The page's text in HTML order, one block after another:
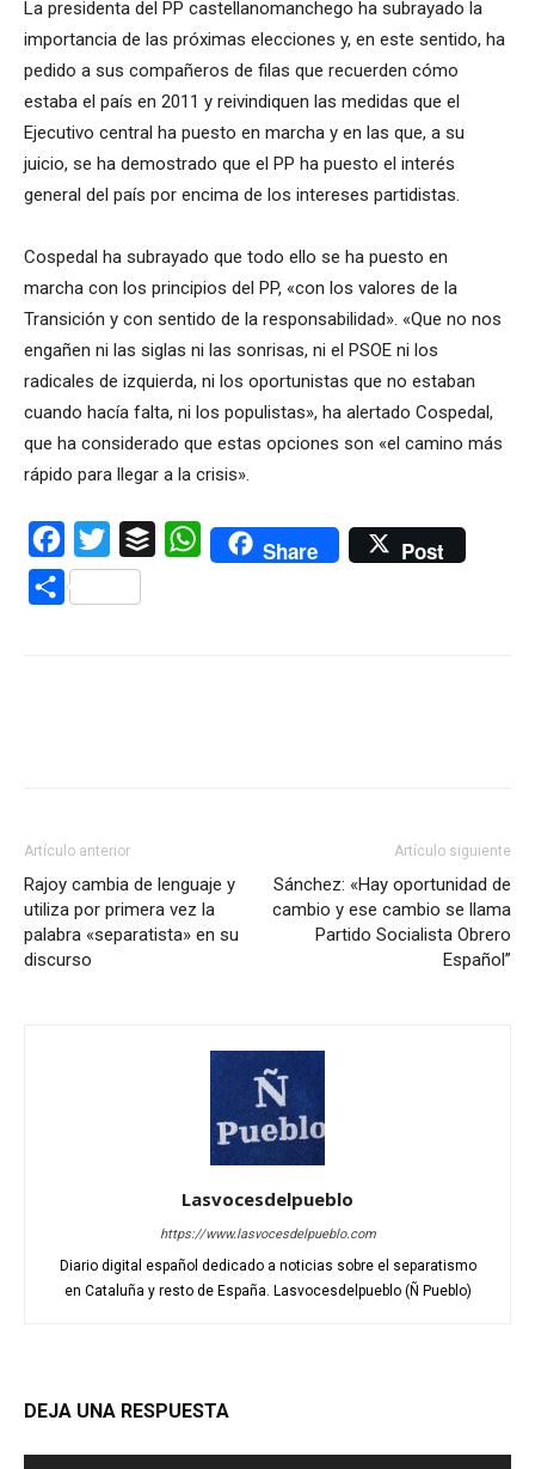
La presidenta del PP castellanomanchego ha subrayado la
importancia de las próximas elecciones y, en este sentido, ha
pedido a sus compañeros de filas que recuerden cómo
estaba el país en 2011 y reivindiquen las medidas que el
Ejecutivo central ha puesto en marcha y en las que, a su
juicio, se ha demostrado que el PP ha puesto el interés
general del país por encima de los intereses partidistas.
Cospedal ha subrayado que todo ello se ha puesto en
marcha con los principios del PP, «con los valores de la
Transición y con sentido de la responsabilidad». «Que no nos
engañen ni las siglas ni las sonrisas, ni el PSOE ni los
radicales de izquierda, ni los oportunistas que no estaban
cuando hacía falta, ni los populistas», ha alertado Cospedal,
que ha considerado que estas opciones son «el camino más
rápido para llegar a la crisis».
Facebook
Twitter Buffer WhatsAppShare Post
Compartir
Artículo anterior
Rajoy cambia de lenguaje y
utiliza por primera vez la
palabra «separatista» en su
discurso
Artículo siguiente
Sánchez: «Hay oportunidad de
cambio y ese cambio se llama
Partido Socialista Obrero
Español”
Lasvocesdelpueblo
https://www.lasvocesdelpueblo.com
Diario digital español dedicado a noticias sobre el separatismo
en Cataluña y resto de España. Lasvocesdelpueblo (Ñ Pueblo)
DEJA UNA RESPUESTA